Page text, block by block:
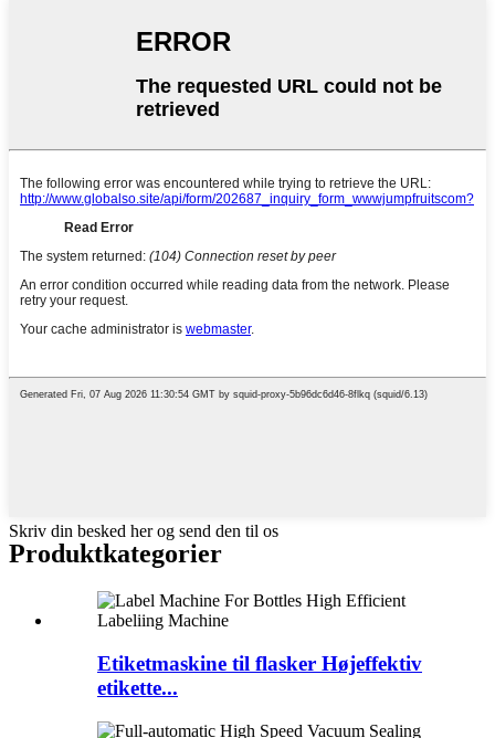
Skriv din besked her og send den til os
Produktkategorier
Etiketmaskine til flasker Højeffektiv
etikette...